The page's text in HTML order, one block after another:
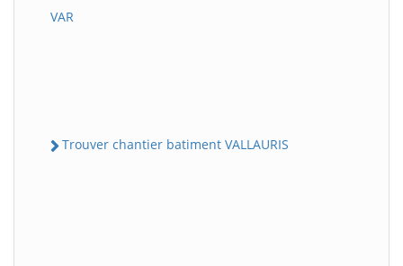
VAR
Trouver chantier batiment VALLAURIS